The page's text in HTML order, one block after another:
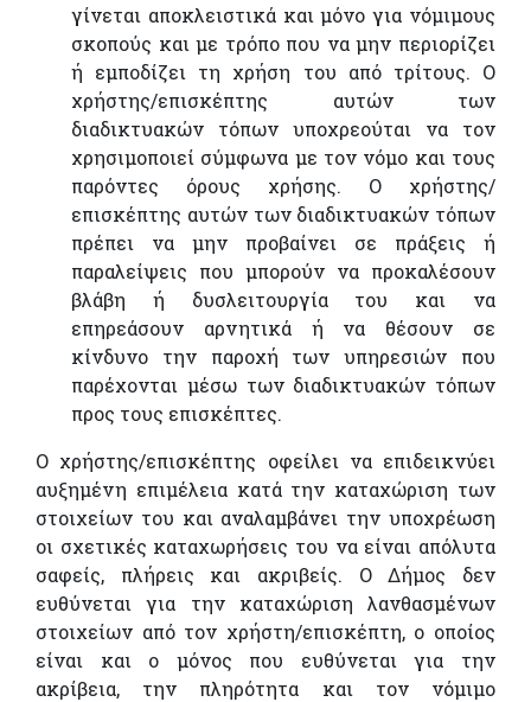
γίνεται αποκλειστικά και μόνο για νόμιμους
σκοπούς και με τρόπο που να μην περιορίζει
ή εμποδίζει τη χρήση του από τρίτους. Ο
χρήστης/επισκέπτης αυτών των
διαδικτυακών τόπων υποχρεούται να τον
χρησιμοποιεί σύμφωνα με τον νόμο και τους
παρόντες όρους χρήσης. Ο χρήστης/
επισκέπτης αυτών των διαδικτυακών τόπων
πρέπει να μην προβαίνει σε πράξεις ή
παραλείψεις που μπορούν να προκαλέσουν
βλάβη ή δυσλειτουργία του και να
επηρεάσουν αρνητικά ή να θέσουν σε
κίνδυνο την παροχή των υπηρεσιών που
παρέχονται μέσω των διαδικτυακών τόπων
προς τους επισκέπτες.
Ο χρήστης/επισκέπτης οφείλει να επιδεικνύει
αυξημένη επιμέλεια κατά την καταχώριση των
στοιχείων του και αναλαμβάνει την υποχρέωση
οι σχετικές καταχωρήσεις του να είναι απόλυτα
σαφείς, πλήρεις και ακριβείς. Ο Δήμος δεν
ευθύνεται για την καταχώριση λανθασμένων
στοιχείων από τον χρήστη/επισκέπτη, ο οποίος
είναι και ο μόνος που ευθύνεται για την
ακρίβεια, την πληρότητα και τον νόμιμο